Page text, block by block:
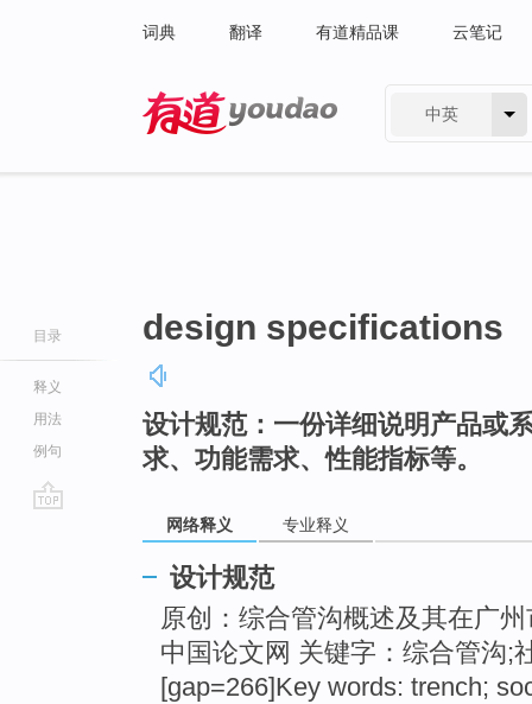
词典 翻译 有道精品课 云笔记
中英
目录
释义
用法
例句
design specifications
设计规范：一份详细说明产品或
求、功能需求、性能指标等。
网络释义 专业释义
设计规范
原创：综合管沟概述及其在广
中国论文网 关键字：综合管沟;
[gap=266]Key words: trench;